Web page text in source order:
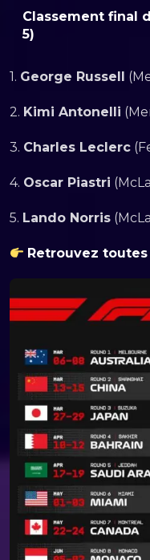
Classement final
5)
1. George Russell
2. Kimi Antonelli
3. Charles Leclerc
4. Oscar Piastri
5. Lando Norris
Retrouvez